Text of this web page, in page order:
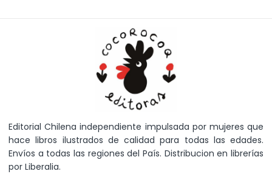
Editorial Chilena independiente impulsada por mujeres que
hace libros ilustrados de calidad para todas las edades.
Envíos a todas las regiones del País. Distribucion en librerías
por Liberalia.